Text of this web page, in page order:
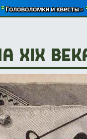
Головоломки и квесты»
XIX